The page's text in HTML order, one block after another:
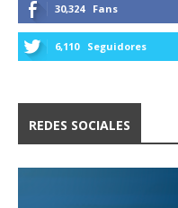
30,324 Fans
6,110 Seguidores
REDES SOCIALES